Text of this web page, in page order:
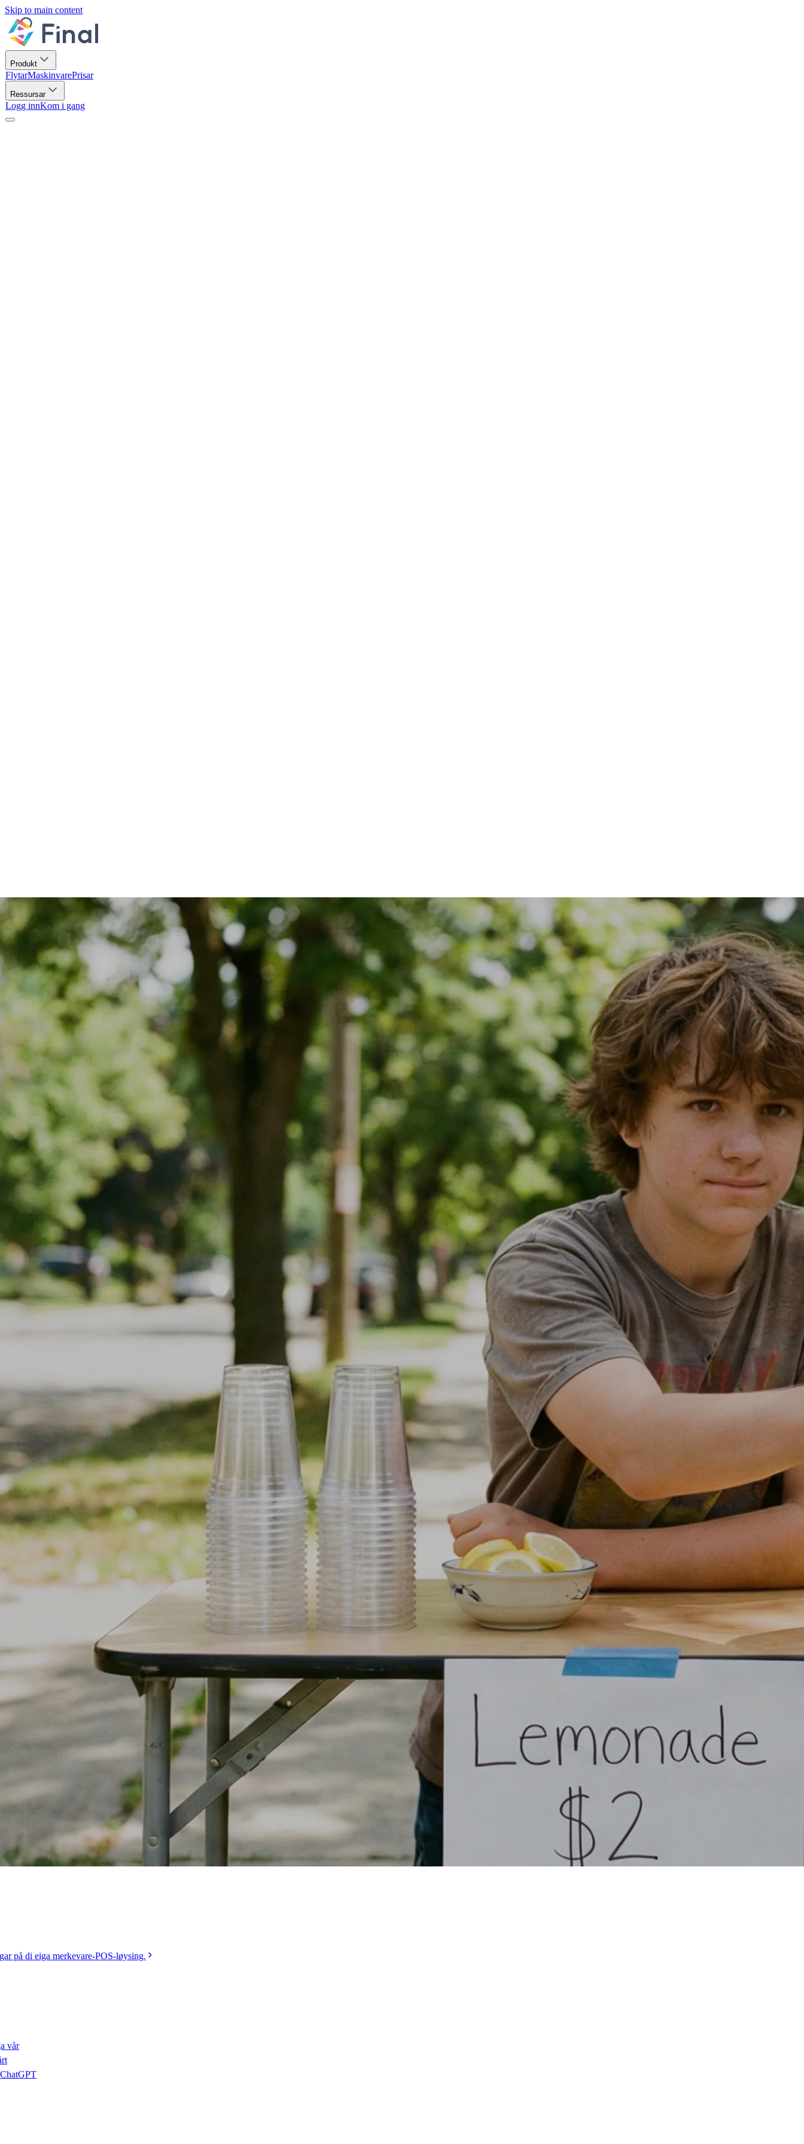
Skip to main content
Produkt
FlytarMaskinvarePrisar
Ressursar
Logg innKom i gang
på di eiga merkevare-POS-løysing.
vår